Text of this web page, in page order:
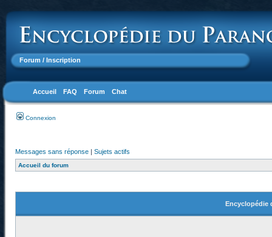
Forum / Inscription
Accueil FAQ Forum Chat
Connexion
Messages sans réponse | Sujets actifs
Accueil du forum
Encyclopédie